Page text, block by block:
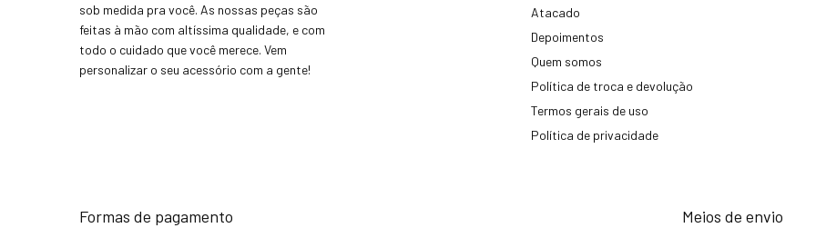
sob medida pra você. As nossas peças são
feitas à mão com altíssima qualidade, e com
todo o cuidado que você merece. Vem
personalizar o seu acessório com a gente!
Atacado
Depoimentos
Quem somos
Política de troca e devolução
Termos gerais de uso
Política de privacidade
Formas de pagamento Meios de envio